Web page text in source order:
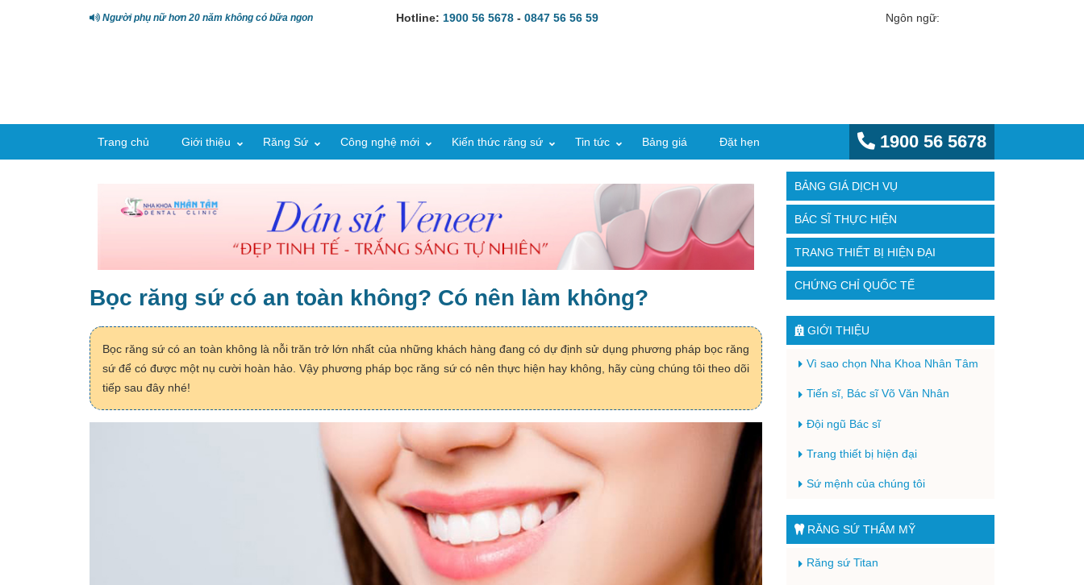
Người phụ nữ hơn 20 năm không có bữa ngon Hotline: 1900 56 5678 -0847 56 56 59 Ngôn ngữ:
Trang chủ Giới thiệu Răng Sứ Công nghệ mới Kiến thức răng sứ Tin tức Bảng giá Đặt hẹn 1900 56 5678
Bọc răng sứ có an toàn không? Có nên làm không?
Bọc răng sứ có an toàn không là nỗi trăn trở lớn nhất của những khách hàng đang có dự định sử dụng phương pháp bọc răng
sứ để có được một nụ cười hoàn hảo. Vậy phương pháp bọc răng sứ có nên thực hiện hay không, hãy cùng chúng tôi theo dõi
tiếp sau đây nhé!
BẢNG GIÁ DỊCH VỤ
BÁC SĨ THỰC HIỆN
TRANG THIẾT BỊ HIỆN ĐẠI
CHỨNG CHỈ QUỐC TẾ
GIỚI THIỆU
Vì sao chọn Nha Khoa Nhân Tâm
Tiến sĩ, Bác sĩ Võ Văn Nhân
Đội ngũ Bác sĩ
Trang thiết bị hiện đại
Sứ mệnh của chúng tôi
RĂNG SỨ THẨM MỸ
Răng sứ Titan